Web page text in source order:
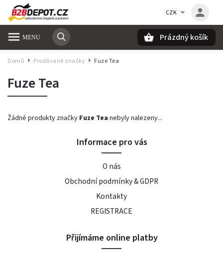
CZK
Prázdný košík
Domů / Prodávané značky / Fuze Tea
Fuze Tea
Žádné produkty značky Fuze Tea nebyly nalezeny...
Informace pro vás
O nás
Obchodní podmínky & GDPR
Kontakty
REGISTRACE
Přijímáme online platby